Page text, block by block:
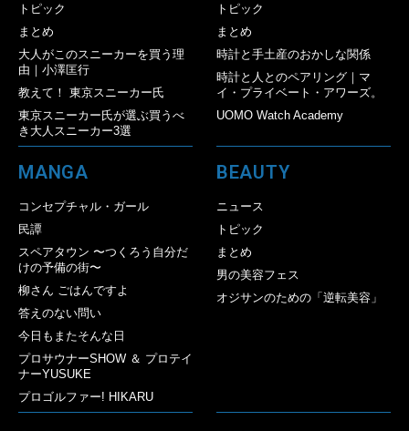
トピック
まとめ
大人がこのスニーカーを買う理
由｜小澤匡行
教えて！ 東京スニーカー氏
東京スニーカー氏が選ぶ買うべ
き大人スニーカー3選
トピック
まとめ
時計と手土産のおかしな関係
時計と人とのペアリング｜マ
イ・プライベート・アワーズ。
UOMO Watch Academy
MANGA
コンセプチャル・ガール
民譚
スペアタウン 〜つくろう自分だ
けの予備の街〜
柳さん ごはんですよ
答えのない問い
今日もまたそんな日
プロサウナーSHOW ＆ プロテイ
ナーYUSUKE
プロゴルファー! HIKARU
BEAUTY
ニュース
トピック
まとめ
男の美容フェス
オジサンのための「逆転美容」